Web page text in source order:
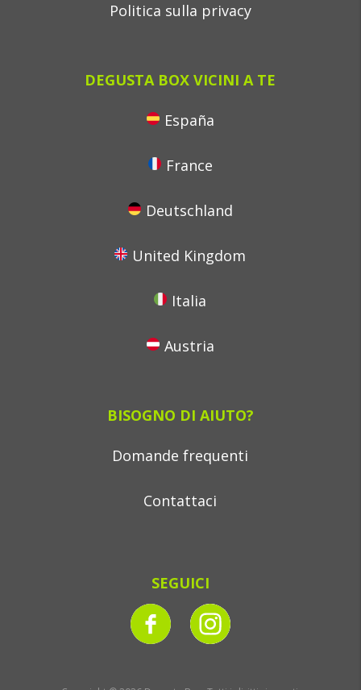
Politica sulla privacy
DEGUSTA BOX VICINI A TE
España
France
Deutschland
United Kingdom
Italia
Austria
BISOGNO DI AIUTO?
Domande frequenti
Contattaci
SEGUICI